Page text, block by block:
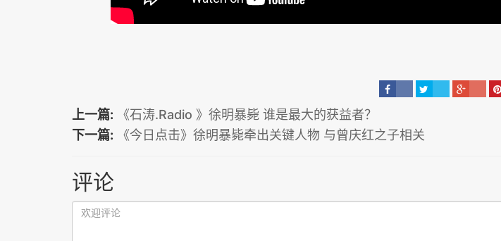
上一篇:
《石涛.Radio 》徐明暴毙 谁是最大的获益者？
下一篇:
《今日点击》徐明暴毙牵出关键人物 与曾庆红之子相关
评论